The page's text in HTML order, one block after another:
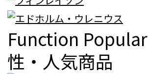
Function Popular
性・人気商品